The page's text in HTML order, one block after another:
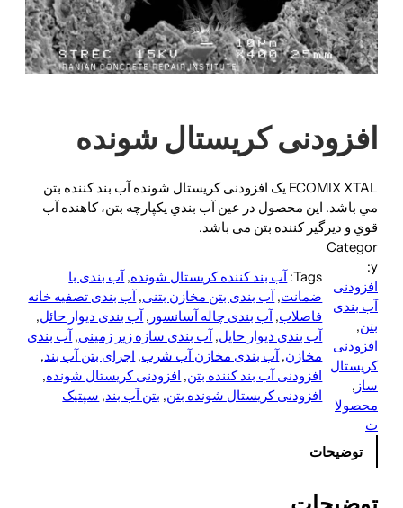
افزودنی کریستال شونده
ECOMIX XTAL یک افزودنی کریستال شونده آب بند کننده بتن
مي باشد. این محصول در عين آب بندي يكپارچه بتن، كاهنده آب
قوي و ديرگير کننده بتن می باشد.
Categor
y:
افزودنی
آب بندی
بتن,
افزودنی
کریستال
ساز ,
محصولا
ت
Tags: آب بند کننده کریستال شونده, آب بندی با
ضمانت, آب بندی بتن مخازن بتنی, آب بندی تصفیه خانه
فاصلاب, آب بندی چاله آسانسور , آب بندی دیوار حائل,
آب بندی دیوار حایل, آب بندی سازه زیر زمینی, آب بندی
مخازن, آب بندی مخازن آب شرب, اجرای بتن آب بند,
افزودنی آب بند کننده بتن, افزودنی کریستال شونده,
افزودنی کریستال شونده بتن, بتن آب بند, سپتیک
توضیحات